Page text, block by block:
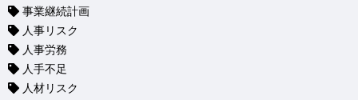
事業継続計画
人事リスク
人事労務
人手不足
人材リスク